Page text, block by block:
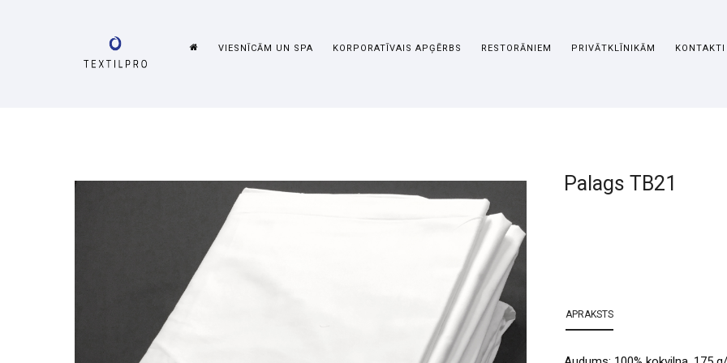
VIESNĪCĀM UN SPA KORPORATĪVAIS APĢĒRBS RESTORĀNIEM PRIVĀTKLĪNIKĀM KONTAKTI
Palags TB21
APRAKSTS